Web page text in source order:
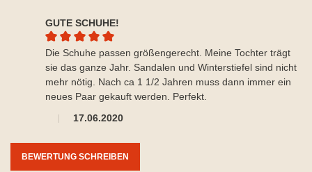
GUTE SCHUHE!
Durchschnittliche Bewertung von 5 von 5 Sternen
17.06.2020
Die Schuhe passen größengerecht. Meine Tochter trägt
sie das ganze Jahr. Sandalen und Winterstiefel sind nicht
mehr nötig. Nach ca 1 1/2 Jahren muss dann immer ein
neues Paar gekauft werden. Perfekt.
BEWERTUNG SCHREIBEN